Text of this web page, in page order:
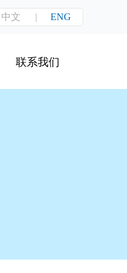
中文 | ENG
联系我们